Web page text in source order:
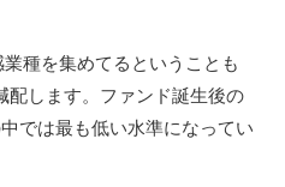
種を集めてるということも
配します。ファンド誕生後の
では最も低い水準になってい